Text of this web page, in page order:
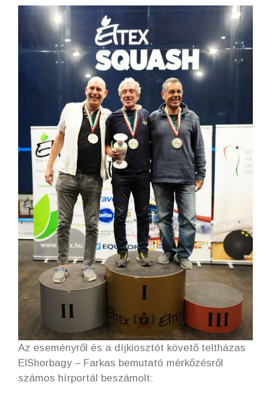
Az eseményről és a díjkiosztót követő teltházas
ElShorbagy – Farkas bemutató mérkőzésről
számos hírportál beszámolt: